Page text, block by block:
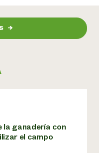
directa de
→
ganadería con
el campo